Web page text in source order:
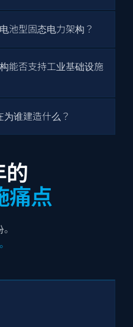
池型固态电力架构？
能否支持工业基础设施
为谁建造什么？
的
痛点